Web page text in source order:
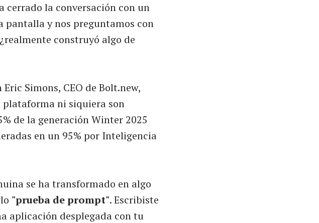
cerrado la conversación con un
pantalla y nos preguntamos con
construyó algo de
Simons, CEO de Bolt.new,
plataforma ni siquiera son
de la generación Winter 2025
en un 95% por Inteligencia
se ha transformado en algo
"prueba de prompt". Escribiste
aplicación desplegada con tu